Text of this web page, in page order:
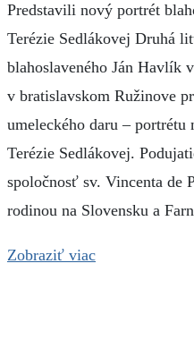
Predstavili nový portrét
Terézie Sedlákovej Druhá
blahoslaveného Ján Havlík
v bratislavskom Ružinove
umeleckého daru –
Terézie Sedlákovej.
spoločnosť sv. Vincenta de
rodinou na Slovensku a
Zobraziť viac